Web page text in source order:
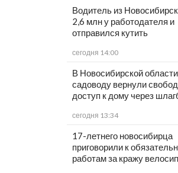
Водитель из
2,6 млн у работодателя и
отправился кутить
сегодня 14:00
В Новосибирской области
садоводу вернули
доступ к дому через
сегодня 13:34
17-летнего новосибирца
приговорили к
работам за кражу